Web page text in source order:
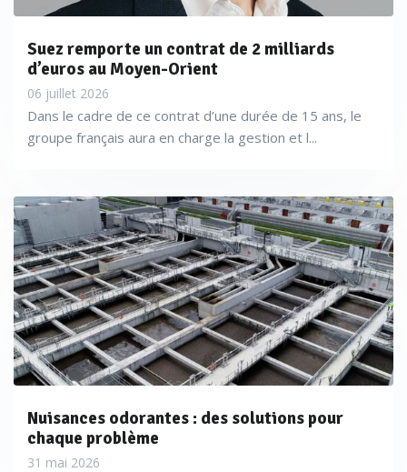
Suez remporte un contrat de 2 milliards
d’euros au Moyen-Orient
06 juillet 2026
Dans le cadre de ce contrat d’une durée de 15 ans, le
groupe français aura en charge la gestion et l...
Nuisances odorantes : des solutions pour
chaque problème
31 mai 2026